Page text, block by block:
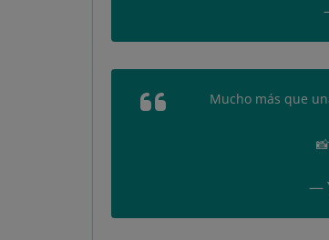
Mucho más que
📸
—